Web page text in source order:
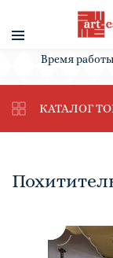
Время
КАТАЛОГ